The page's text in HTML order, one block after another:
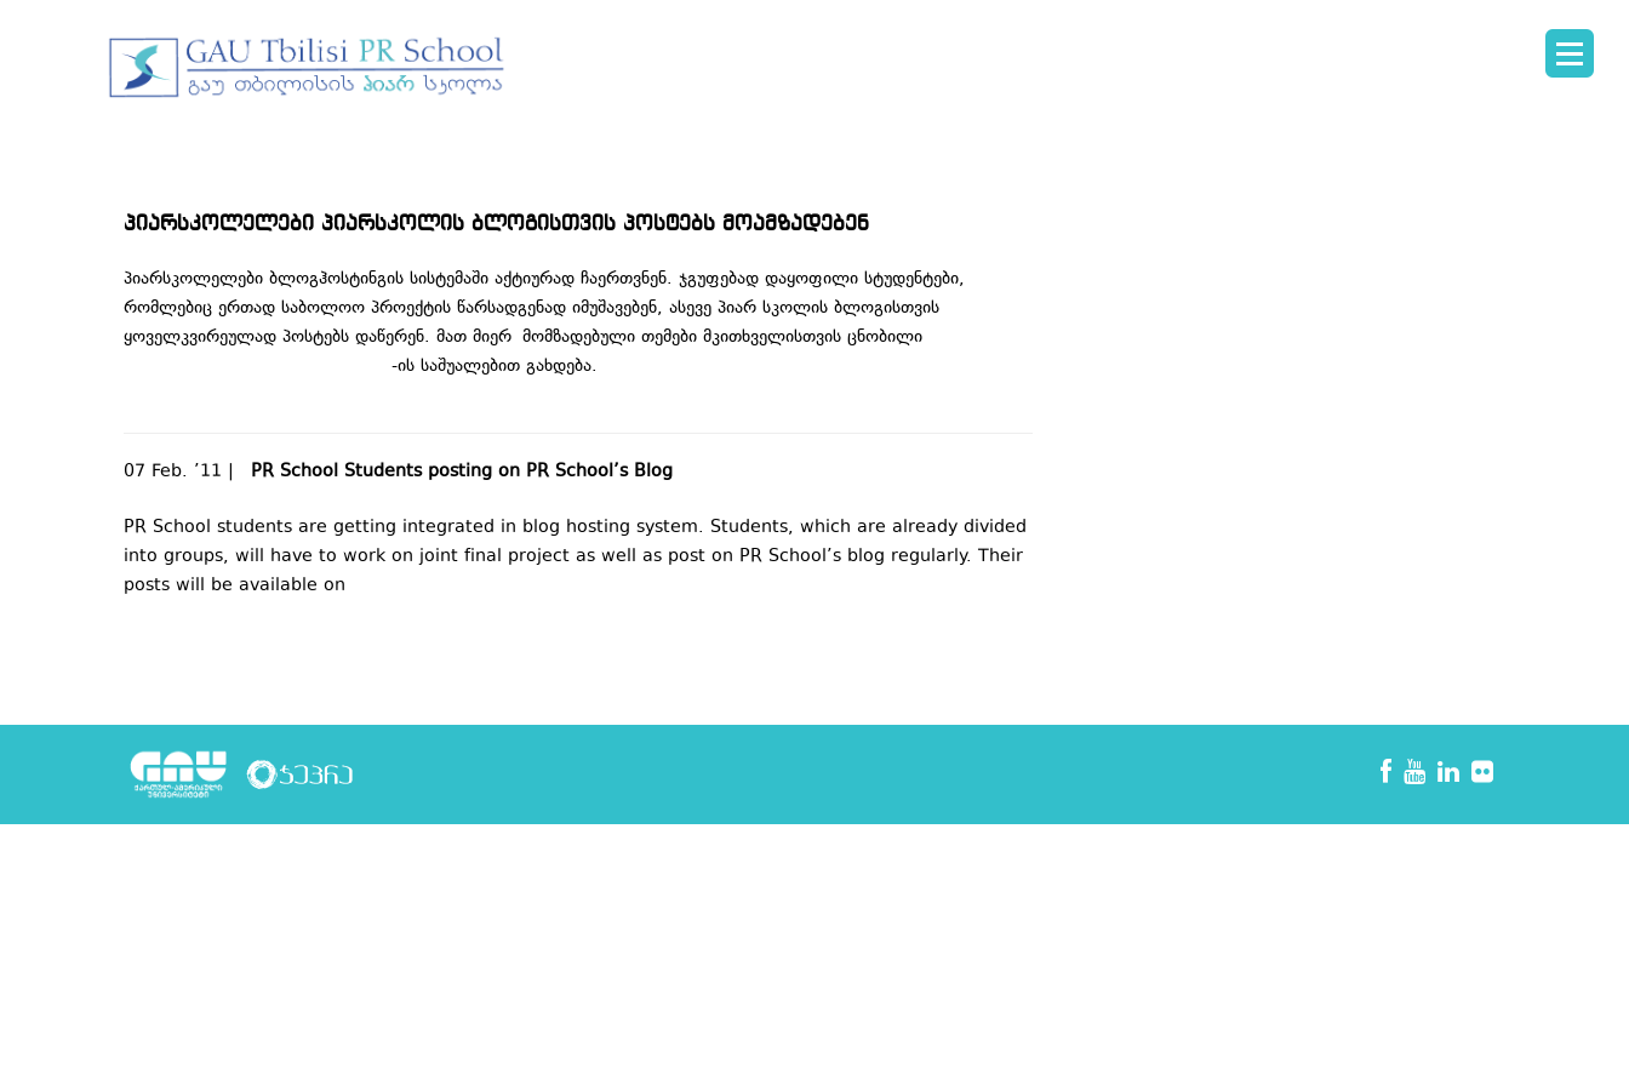
პიარსკოლელები პიარსკოლის ბლოგისთვის პოსტებს მოამზადებენ
პიარსკოლელები ბლოგჰოსტინგის სისტემაში აქტიურად ჩაერთვნენ. ჯგუფებად დაყოფილი სტუდენტები,
რომლებიც ერთად საბოლოო პროექტის წარსადგენად იმუშავებენ, ასევე პიარ სკოლის ბლოგისთვის
ყოველკვირეულად პოსტებს დაწერენ. მათ მიერ მომზადებული თემები მკითხველისთვის ცნობილი
-ის საშუალებით გახდება.
07 Feb. ’11 | PR School Students posting on PR School’s Blog
PR School students are getting integrated in blog hosting system. Students, which are already divided
into groups, will have to work on joint final project as well as post on PR School’s blog regularly. Their
posts will be available on